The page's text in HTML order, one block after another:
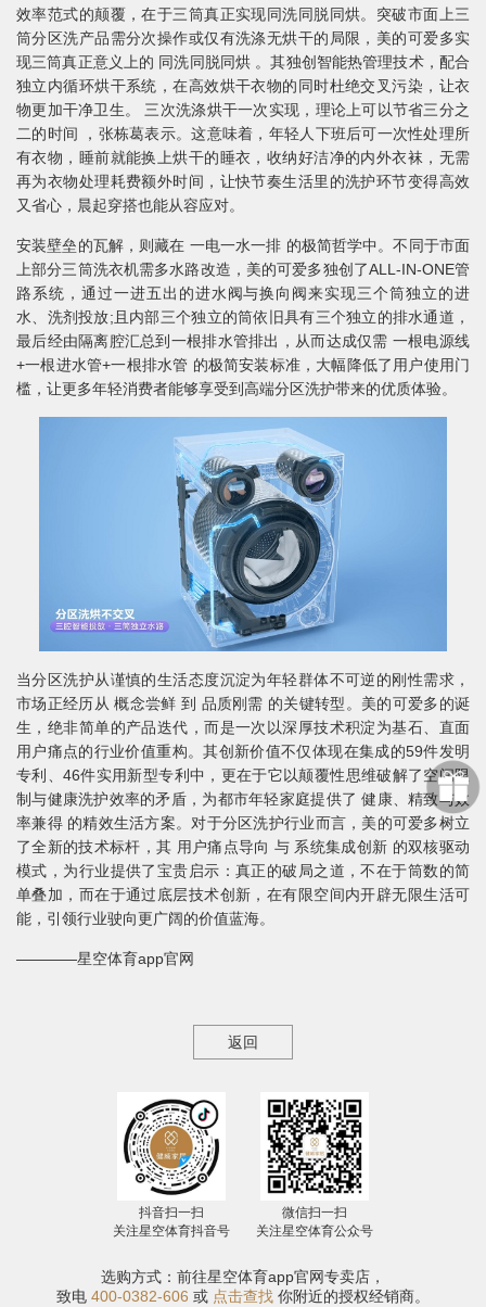
效率范式的颠覆，在于三筒真正实现同洗同脱同烘。突破市面上三
筒分区洗产品需分次操作或仅有洗涤无烘干的局限，美的可爱多实
现三筒真正意义上的 同洗同脱同烘 。其独创智能热管理技术，配合
独立内循环烘干系统，在高效烘干衣物的同时杜绝交叉污染，让衣
物更加干净卫生。 三次洗涤烘干一次实现，理论上可以节省三分之
二的时间 ，张栋葛表示。这意味着，年轻人下班后可一次性处理所
有衣物，睡前就能换上烘干的睡衣，收纳好洁净的内外衣袜，无需
再为衣物处理耗费额外时间，让快节奏生活里的洗护环节变得高效
又省心，晨起穿搭也能从容应对。
安装壁垒的瓦解，则藏在 一电一水一排 的极简哲学中。不同于市面
上部分三筒洗衣机需多水路改造，美的可爱多独创了ALL-IN-ONE管
路系统，通过一进五出的进水阀与换向阀来实现三个筒独立的进
水、洗剂投放;且内部三个独立的筒依旧具有三个独立的排水通道，
最后经由隔离腔汇总到一根排水管排出，从而达成仅需 一根电源线
+一根进水管+一根排水管 的极简安装标准，大幅降低了用户使用门
槛，让更多年轻消费者能够享受到高端分区洗护带来的优质体验。
当分区洗护从谨慎的生活态度沉淀为年轻群体不可逆的刚性需求，
市场正经历从 概念尝鲜 到 品质刚需 的关键转型。美的可爱多的诞
生，绝非简单的产品迭代，而是一次以深厚技术积淀为基石、直面
用户痛点的行业价值重构。其创新价值不仅体现在集成的59件发明
专利、46件实用新型专利中，更在于它以颠覆性思维破解了空间限
制与健康洗护效率的矛盾，为都市年轻家庭提供了 健康、精致与效
率兼得 的精效生活方案。对于分区洗护行业而言，美的可爱多树立
了全新的技术标杆，其 用户痛点导向 与 系统集成创新 的双核驱动
模式，为行业提供了宝贵启示：真正的破局之道，不在于筒数的简
单叠加，而在于通过底层技术创新，在有限空间内开辟无限生活可
能，引领行业驶向更广阔的价值蓝海。
————星空体育app官网
返回
抖音扫一扫
关注星空体育抖音号
微信扫一扫
关注星空体育公众号
选购方式：前往星空体育app官网专卖店，
致电 400-0382-606 或 点击查找 你附近的授权经销商。